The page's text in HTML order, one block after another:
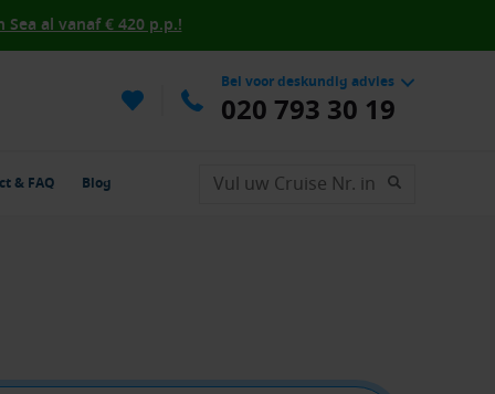
al vanaf € 420 p.p.!
Bel voor deskundig advies
020 793 30 19
& FAQ Blog